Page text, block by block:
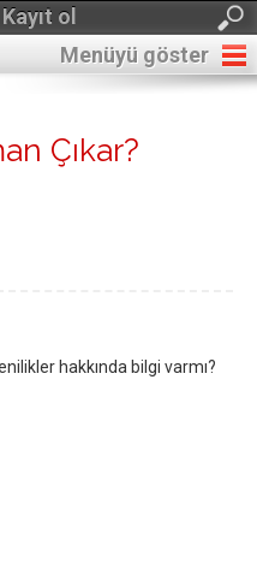
ol
Menüyü göster
Çıkar?
hakkında bilgi varmı?